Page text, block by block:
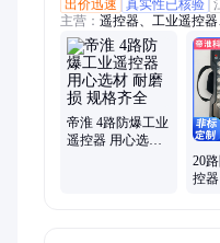
出价迅速
真实性已核验
主营： 遥控器、工业遥控
焊接机器人遥控器、切割
小车遥控器、起重机遥控
履带车遥控器、RGV小车
帝淮 4路防爆工业
遥控器 用心选材
20
控